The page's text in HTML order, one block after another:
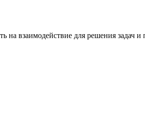
на взаимодействие для решения